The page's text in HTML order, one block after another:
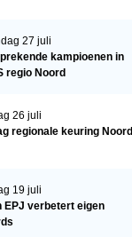
paspoort
Regulation
27 juli
kampioenen in
regio Noord
26 juli
regionale keuring Noord
19 juli
EPJ verbetert eigen